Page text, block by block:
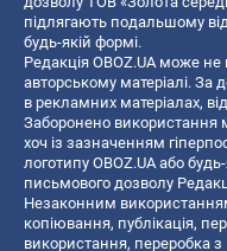
підлягають подальшому
будь-якій формі.
Редакція OBOZ.UA може не
авторському матеріалі. За
в рекламних матеріалах,
Заборонено використання
хоч із зазначенням
логотипу OBOZ.UA або
письмового дозволу
Незаконним
копiювання, публiкацiя,
використання, переробка